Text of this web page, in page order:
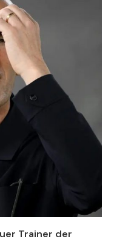
Trainer der